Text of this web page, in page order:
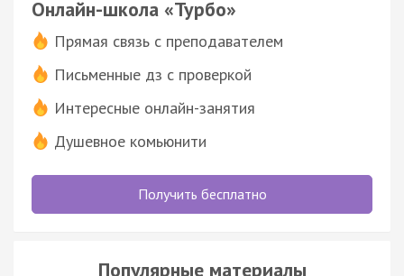
Онлайн-школа «Турбо»
Прямая связь с преподавателем
Письменные дз с проверкой
Интересные онлайн-занятия
Душевное комьюнити
Получить бесплатно
Популярные материалы